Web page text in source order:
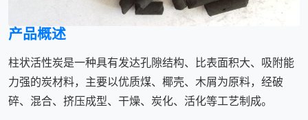
产品概述
柱状活性炭是一种具有发达孔隙结构、比表面积大、吸附能
力强的炭材料，主要以优质煤、椰壳、木屑为原料，经破
碎、混合、挤压成型、干燥、炭化、活化等工艺制成。